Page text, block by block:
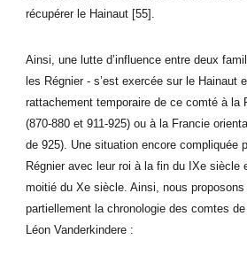
récupérer le Hainaut [55].
Ainsi, une lutte d’influence entre deux
les Régnier - s’est exercée sur le Hainaut
rattachement temporaire de ce comté à la
(870-880 et 911-925) ou à la Francie
de 925). Une situation encore compliquée
Régnier avec leur roi à la fin du IXe siècle
moitié du Xe siècle. Ainsi, nous
partiellement la chronologie des comtes
Léon Vanderkindere :